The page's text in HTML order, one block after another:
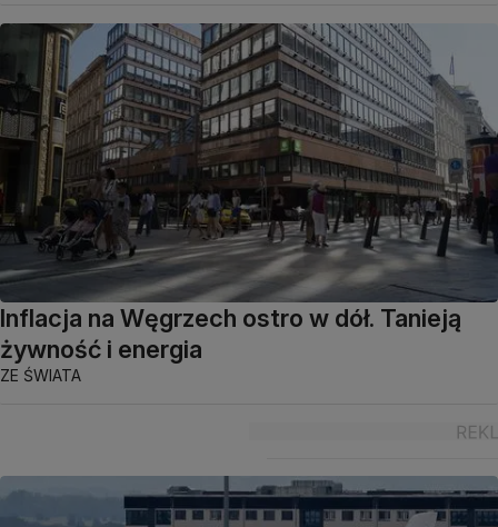
Inflacja na Węgrzech ostro w dół. Tanieją
żywność i energia
ZE ŚWIATA